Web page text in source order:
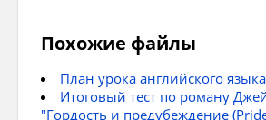
Похожие файлы
План урока английского языка
Итоговый тест по роману
"Гордость и предубеждение